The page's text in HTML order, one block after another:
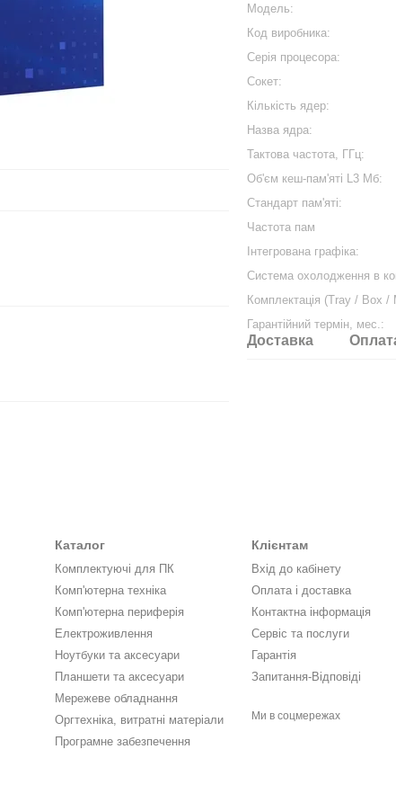
Модель:
Код виробника:
Серiя процесора:
Сокет:
Кількість ядер:
Назва ядра:
Тактова частота, ГГц:
Об'єм кеш-пам'яті L3 Мб:
Cтандарт пам'яті:
Частота пам
Інтегрована графіка:
Система охолодження в
Комплектація (Tray / Box /
Гарантійний термін, мес.:
Доставка
Каталог
Комплектуючі для ПК
Комп'ютерна техніка
Комп'ютерна периферія
Електроживлення
Ноутбуки та аксесуари
Планшети та аксесуари
Мережеве обладнання
Оргтехніка, витратні матеріали
Програмне забезпечення
Клієнтам
Вхід до кабінету
Оплата і доставка
Контактна інформація
Сервіс та послуги
Гарантія
Запитання-Відповіді
Ми в соцмережах